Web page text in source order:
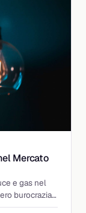
Mercato
e gas nel
burocrazia